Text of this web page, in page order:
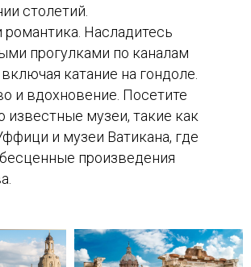
столетий.
Насладитесь
прогулками по каналам
катание на гондоле.
и вдохновение. Посетите
известные музеи, такие как
и музеи Ватикана, где
произведения